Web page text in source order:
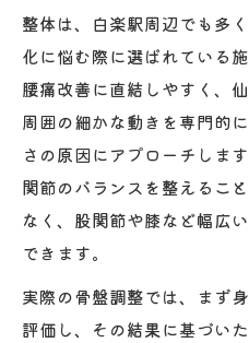
整体は、白楽駅周辺でも多
化に悩む際に選ばれている
腰痛改善に直結しやすく、
周囲の細かな動きを専門的
さの原因にアプローチしま
関節のバランスを整えるこ
なく、股関節や膝など幅広
できます。
実際の骨盤調整では、まず
評価し、その結果に基づい